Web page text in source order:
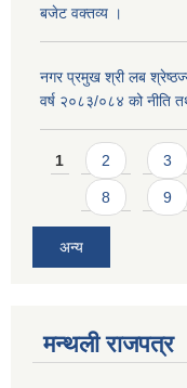
बजेट वक्तव्य ।
नगर प्रमुख श्री लब
वर्ष २०८३/०८४ को नीति
Pages
1 2 3
8 9
अन्य
मन्थली राजपत्र